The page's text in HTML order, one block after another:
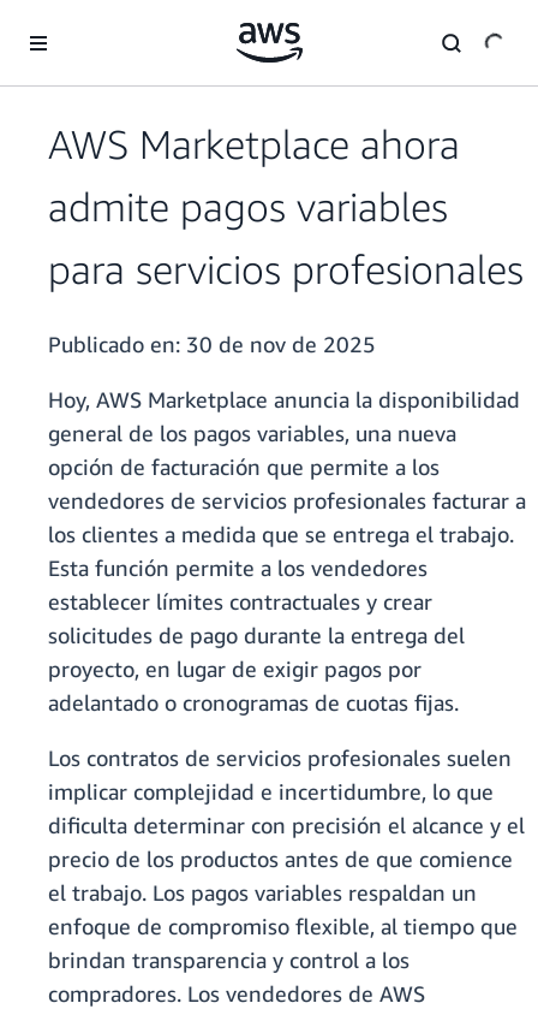
AWS Marketplace ahora
admite pagos variables
para servicios profesionales
Publicado en: 30 de nov de 2025
Hoy, AWS Marketplace anuncia la disponibilidad
general de los pagos variables, una nueva
opción de facturación que permite a los
vendedores de servicios profesionales facturar a
los clientes a medida que se entrega el trabajo.
Esta función permite a los vendedores
establecer límites contractuales y crear
solicitudes de pago durante la entrega del
proyecto, en lugar de exigir pagos por
adelantado o cronogramas de cuotas fijas.
Los contratos de servicios profesionales suelen
implicar complejidad e incertidumbre, lo que
dificulta determinar con precisión el alcance y el
precio de los productos antes de que comience
el trabajo. Los pagos variables respaldan un
enfoque de compromiso flexible, al tiempo que
brindan transparencia y control a los
compradores. Los vendedores de AWS